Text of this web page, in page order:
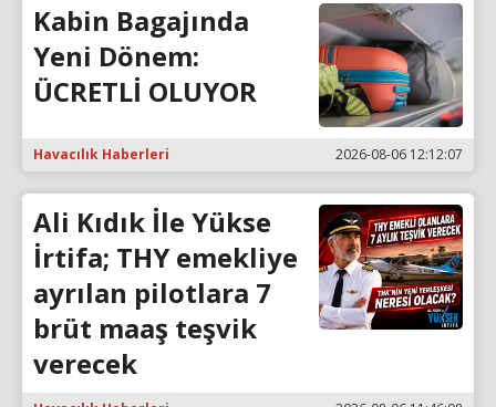
Kabin Bagajında
Yeni Dönem:
ÜCRETLİ OLUYOR
Havacılık Haberleri 2026-08-06 12:12:07
Ali Kıdık İle Yükse
İrtifa; THY emekliye
ayrılan pilotlara 7
brüt maaş teşvik
verecek